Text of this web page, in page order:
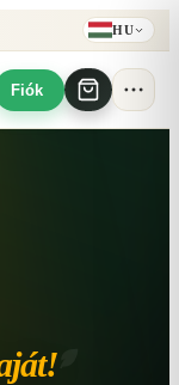
HU
Fiók